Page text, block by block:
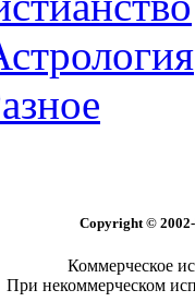
Copyright ©
Коммерческое
При некоммерческом